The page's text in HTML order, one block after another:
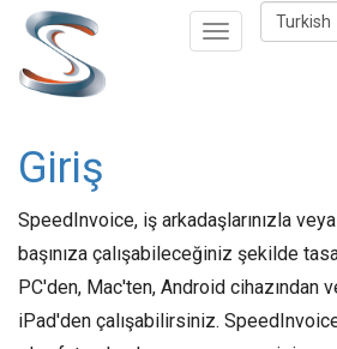
Ana
içeriğe
atla
Select
your
Toggle
Giriş
SpeedInvoice, iş arkadaşlarınızla
başınıza çalışabileceğiniz şekilde
PC'den, Mac'ten, Android cihazından
iPad'den çalışabilirsiniz.